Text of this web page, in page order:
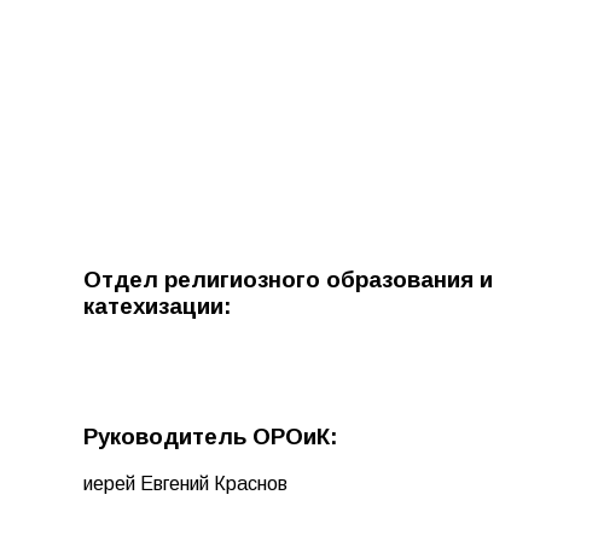
Отдел религиозного образования и
катехизации:
Руководитель ОРОиК:
иерей Евгений Краснов